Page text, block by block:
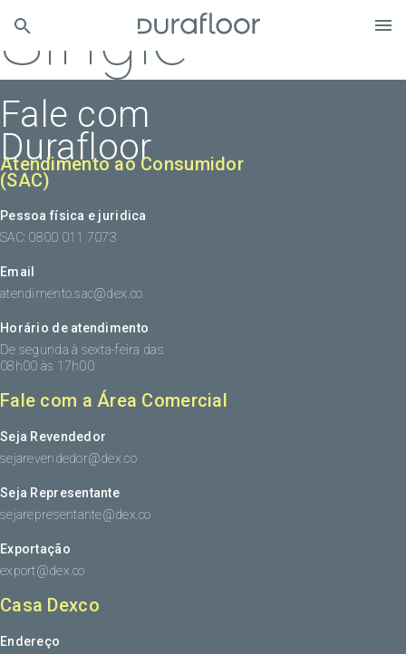
Single
Fale com
Durafloor
Atendimento ao Consumidor
(SAC)
Pessoa física e juridica
SAC: 0800 011 7073
Email
atendimento.sac@dex.co
Horário de atendimento
De segunda à sexta-feira das
08h00 às 17h00
Fale com a Área Comercial
Seja Revendedor
sejarevendedor@dex.co
Seja Representante
sejarepresentante@dex.co
Exportação
export@dex.co
Casa Dexco
Endereço